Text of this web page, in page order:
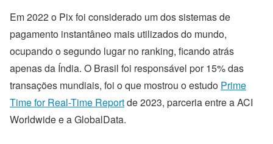
Em 2022 o Pix foi considerado um dos sistemas de
pagamento instantâneo mais utilizados do mundo,
ocupando o segundo lugar no ranking, ficando atrás
apenas da Índia. O Brasil foi responsável por 15% das
transações mundiais, foi o que mostrou o estudo Prime
Time for Real-Time Reportde 2023, parceria entre a ACI
Worldwide e a GlobalData.